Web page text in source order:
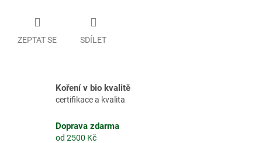
ZEPTAT SE SDÍLET
Koření v bio kvalitě
certifikace a kvalita
Doprava zdarma
od 2500 Kč